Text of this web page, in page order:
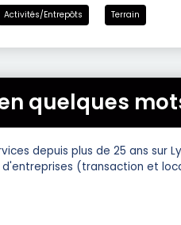
Activités/Entrepôts Terrain
en quelques
depuis plus de 25 ans sur
(transaction et